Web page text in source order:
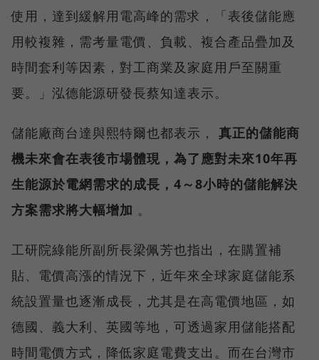
使用，達到緩解用電高峰的需求，「表後儲能應
用較複雜，需考量電價、負載、複合產品疊加及
時間套利等因素，對工商業及家庭用戶至關重
要。」泓德能源研發長蔡知達表示。
儲能廠商台達與熙特爾也都表示， 真正的儲能商
機未來會在表後市場體現，為了應對未來10年再
生能源於電網需求的成長，4～8小時的儲能解決
方案需求將大幅增加 。
工研院綠能所副所長梁佩芳也指出，在購置補
貼、電價高漲的情況下，近年來全球家庭儲能系
統設置量也逐漸成長，尤其是在高電價地區，如
德國、義大利、英國等地，可透過家用儲能搭配
時間電價方式，降低家庭電費支出。而在台灣市